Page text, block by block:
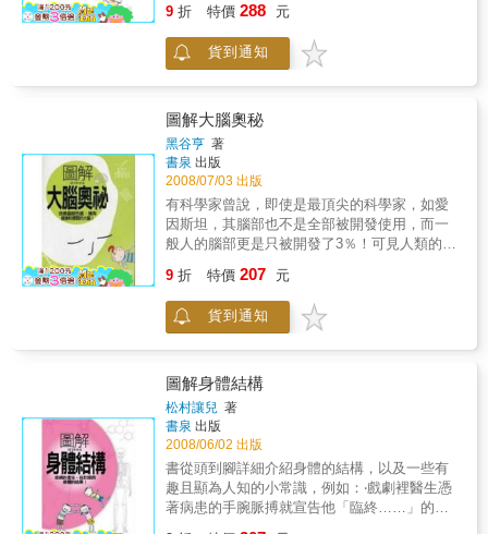
成的，任何一個環節出差錯，都有可能導致身
體發生異常。 本書分為十二章，分別為：
1.呼吸、2.循環、3.消化、4.排泄、5.代謝、6.
以研究生命的運作機轉為主，例如心臟怎麼跳
動、肌肉怎麼收縮...，還加上解剖位置、名
稱、結構的解說。將解剖．生理．病理融會貫
通。以淺顯易懂的方式解說，如同面對面授課
般，口語化的講解身體運作的機轉。適合作為
護理系學生以及護理人員的基礎補充教材，對
於想瞭解自己身體的民眾，也是本優良的入門
手冊。本書特色 1. 基礎知識Q&A 本書利
用「問與答」的模式，在問句catch重點，在回
近人的敘述法 本書在遇到複雜艱深的部分
時，會盡量用易懂的詞彙簡單說明，並模擬實
際面對面授課的情景，用口語化來表示，讓艱
深難懂的解剖學、人體生理學，變得輕鬆有
趣。3. 護理實用指南 全書一共有294個問
題，再包括各種知識的小專欄，全身從頭到
腳，由外而內，全部都有介紹。是學生受益無
窮的基本教材，亦是護理人員的實用戰備手
冊。
9 折 特價 288 元
貨到通知
圖解大腦奧秘
黑谷亨 著
書泉 出版
2008/07/03 出版
有科學家曾說，即使是最頂尖的科學家，如愛
因斯坦，其腦部也不是全部被開發使用，而一
般人的腦部更是只被開發了3％！可見人類的腦
雖然我們的人腦只被開發了3％，但你真的了解
你的腦嗎？眼見不一定為憑，你能確定你看到
的是真實的嗎？本書詳細介紹有關腦部的機
特色】●藉由日常生活的簡單實驗，讓讀者輕鬆
了解複雜難懂的腦部知識。●不以艱澀難懂的數
學公式或物理法則呈現內容，不僅適合一般讀
者，也適合醫學系學生或初學者。●承襲一貫圖
解系列的風格，有豐富的有趣插畫。
9 折 特價 207 元
貨到通知
圖解身體結構
松村讓兒 著
書泉 出版
2008/06/02 出版
書從頭到腳詳細介紹身體的結構，以及一些有
趣且顯為人知的小常識，例如：‧戲劇裡醫生憑
著病患的手腕脈搏就宣告他「臨終……」的劇